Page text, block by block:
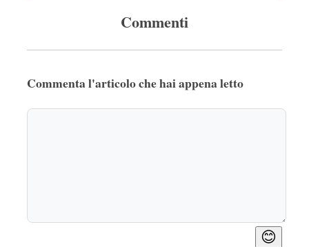
Commenti
Commenta l'articolo che hai appena letto
😊